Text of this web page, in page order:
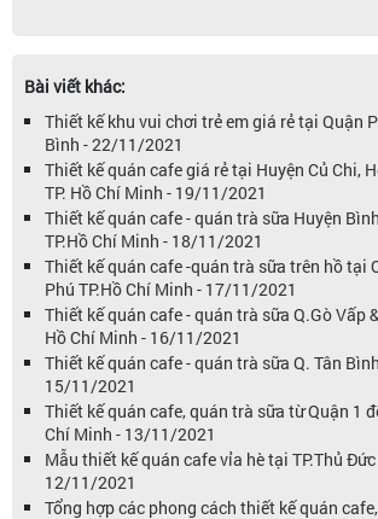
Bài viết khác:
Thiết kế khu vui chơi trẻ em giá rẻ tại Quận
Bình - 22/11/2021
Thiết kế quán cafe giá rẻ tại Huyện Củ Chi,
TP. Hồ Chí Minh - 19/11/2021
Thiết kế quán cafe - quán trà sữa Huyện
TP.Hồ Chí Minh - 18/11/2021
Thiết kế quán cafe -quán trà sữa trên hồ tại
Phú TP.Hồ Chí Minh - 17/11/2021
Thiết kế quán cafe - quán trà sữa Q.Gò Vấp
Hồ Chí Minh - 16/11/2021
Thiết kế quán cafe - quán trà sữa Q. Tân
15/11/2021
Thiết kế quán cafe, quán trà sữa từ Quận 1
Chí Minh - 13/11/2021
Mẫu thiết kế quán cafe vỉa hè tại TP.Thủ
12/11/2021
Tổng hợp các phong cách thiết kế quán